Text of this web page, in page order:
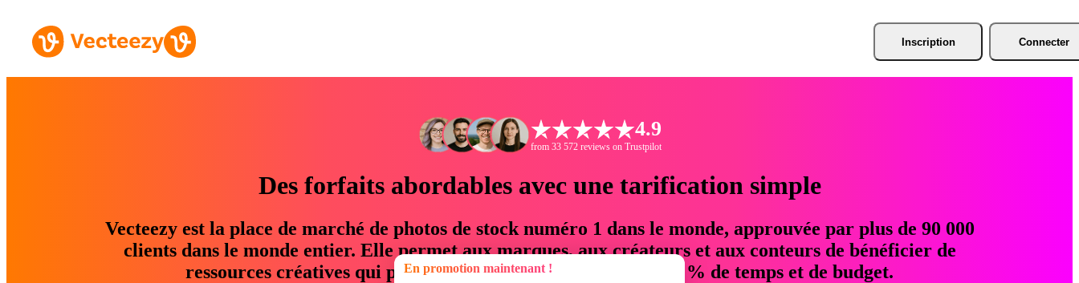
Inscription Connecter
4.9
from 33 572 reviews on Trustpilot
Des forfaits abordables avec une tarification simple
Vecteezy est la place de marché de photos de stock numéro 1 dans le monde, approuvée par plus de 90 000
clients dans le monde entier. Elle permet aux marques, aux créateurs et aux conteurs de bénéficier de
ressources créatives qui permettent d'économiser jusqu'à 76 % de temps et de budget.
En promotion maintenant !